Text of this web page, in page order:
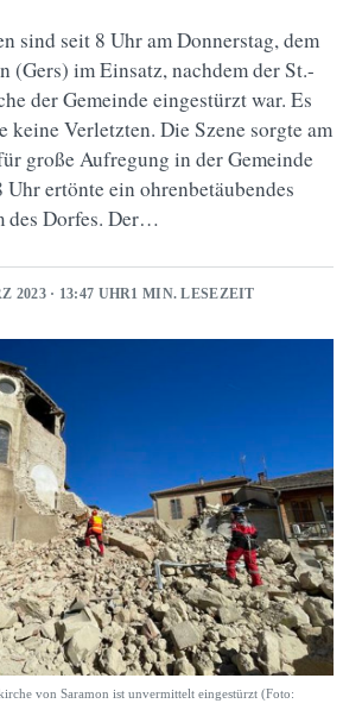
sind seit 8 Uhr am Donnerstag, dem
(Gers) im Einsatz, nachdem der St.-
der Gemeinde eingestürzt war. Es
keine Verletzten. Die Szene sorgte am
große Aufregung in der Gemeinde
ertönte ein ohrenbetäubendes
des Dorfes. Der…
2023 · 13:47 UHR1 MIN. LESEZEIT
von Saramon ist unvermittelt eingestürzt (Foto: